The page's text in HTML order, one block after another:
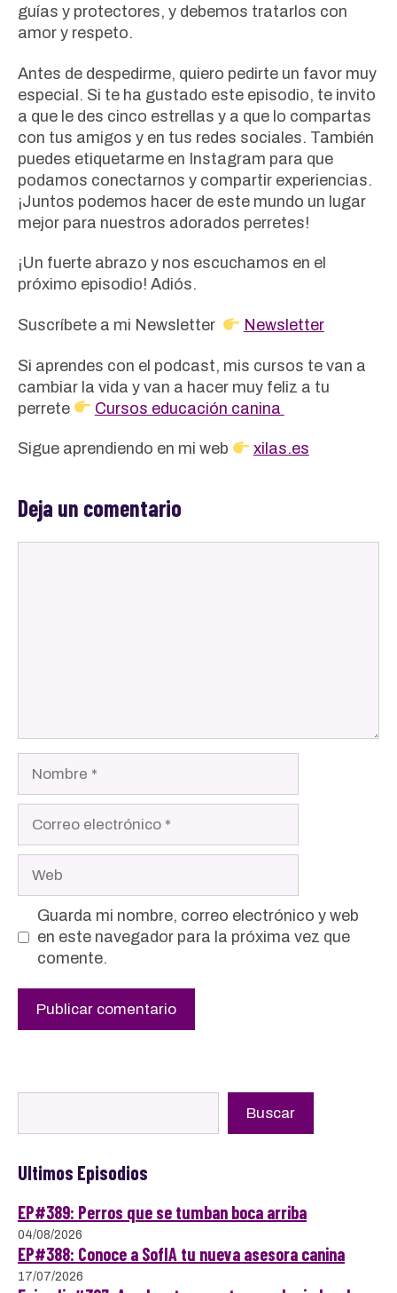
guías y protectores, y debemos tratarlos con
amor y respeto.
Antes de despedirme, quiero pedirte un favor muy
especial. Si te ha gustado este episodio, te invito
a que le des cinco estrellas y a que lo compartas
con tus amigos y en tus redes sociales. También
puedes etiquetarme en Instagram para que
podamos conectarnos y compartir experiencias.
¡Juntos podemos hacer de este mundo un lugar
mejor para nuestros adorados perretes!
¡Un fuerte abrazo y nos escuchamos en el
próximo episodio! Adiós.
Suscríbete a mi Newsletter Newsletter
Si aprendes con el podcast, mis cursos te van a
cambiar la vida y van a hacer muy feliz a tu
perrete
Cursos educación canina
Sigue aprendiendo en mi web xilas.es
Deja un comentario
electrónico
Guarda mi nombre, correo electrónico y web
en este navegador para la próxima vez que
comente.
Buscar
Ultimos Episodios
EP#389: Perros que se tumban boca arriba
04/08/2026
EP#388: Conoce a SofIA tu nueva asesora canina
17/07/2026